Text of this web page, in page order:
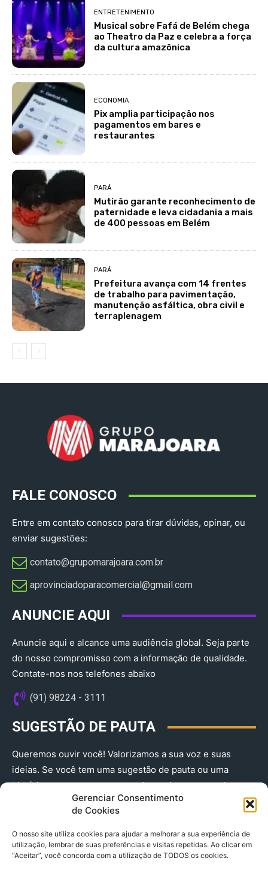
Gerenciar Consentimento
de Cookies
O nosso site utiliza cookies para ajudar a melhorar a sua experiência de
utilização, lembrar de suas preferências e visitas repetidas. Ao clicar em
“Aceitar”, você concorda com a utilização de TODOS os cookies.
ENTRETENIMENTO
Musical sobre Fafá de Belém chega
ao Theatro da Paz e celebra a força
da cultura amazônica
ECONOMIA
Pix amplia participação nos
pagamentos em bares e
restaurantes
PARÁ
Mutirão garante reconhecimento de
paternidade e leva cidadania a mais
de 400 pessoas em Belém
PARÁ
Prefeitura avança com 14 frentes
de trabalho para pavimentação,
manutenção asfáltica, obra civil e
terraplenagem
FALE CONOSCO
Entre em contato conosco para tirar dúvidas, opinar, ou
enviar sugestões:
contato@grupomarajoara.com.br
aprovinciadoparacomercial@gmail.com​
ANUNCIE AQUI
Anuncie aqui e alcance uma audiência global. Seja parte
do nosso compromisso com a informação de qualidade.
Contate-nos nos telefones abaixo
(91) 98224 - 3111
SUGESTÃO DE PAUTA
Queremos ouvir você! Valorizamos a sua voz e suas
ideias. Se você tem uma sugestão de pauta ou uma
história que merece ser contada, envie-nos agora!
(91) 98224 - 3111